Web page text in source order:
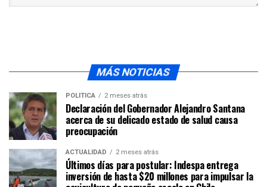
MÁS NOTICIAS
POLÍTICA 2 meses atrás
Declaración del Gobernador Alejandro Santana
acerca de su delicado estado de salud causa
preocupación
ACTUALIDAD 2 meses atrás
Últimos días para postular: Indespa entrega
inversión de hasta $20 millones para impulsar la